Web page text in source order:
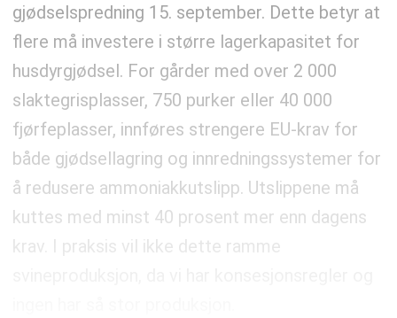
gjødselspredning 15. september. Dette betyr at
flere må investere i større lagerkapasitet for
husdyrgjødsel. For gårder med over 2 000
slaktegrisplasser, 750 purker eller 40 000
fjørfeplasser, innføres strengere EU-krav for
både gjødsellagring og innredningssystemer for
å redusere ammoniakkutslipp. Utslippene må
kuttes med minst 40 prosent mer enn dagens
krav. I praksis vil ikke dette ramme